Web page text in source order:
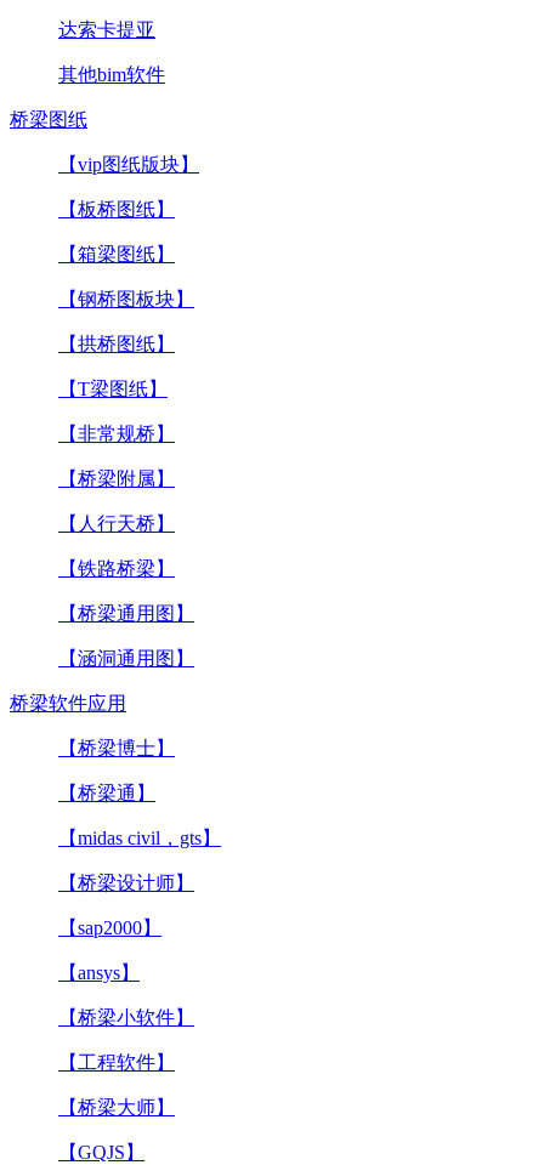
达索卡提亚
其他bim软件
桥梁图纸
【vip图纸版块】
【板桥图纸】
【箱梁图纸】
【钢桥图板块】
【拱桥图纸】
【T梁图纸】
【非常规桥】
【桥梁附属】
【人行天桥】
【铁路桥梁】
【桥梁通用图】
【涵洞通用图】
桥梁软件应用
【桥梁博士】
【桥梁通】
【midas civil，gts】
【桥梁设计师】
【sap2000】
【ansys】
【桥梁小软件】
【工程软件】
【桥梁大师】
【GQJS】